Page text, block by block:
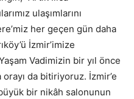
ulaşımlarını
her geçen gün daha
İzmir’imize
Vadimizin bir yıl önce
orayı da bitiriyoruz. İzmir’e
bir nikâh salonunun